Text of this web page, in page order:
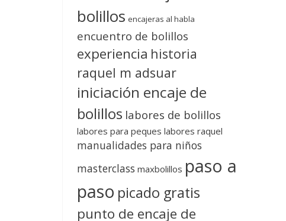
bolillos encajeras al habla
encuentro de bolillos
experiencia historia
raquel m adsuar
iniciación encaje de
bolillos labores de bolillos
labores para peques labores raquel
manualidades para niños
masterclass maxbolillos paso a
paso picado gratis
punto de encaje de